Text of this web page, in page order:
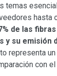
temas
hasta
de las
y su emisión
representa
con el